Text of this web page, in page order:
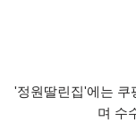
'정원딸린집'에는 쿠
며 수